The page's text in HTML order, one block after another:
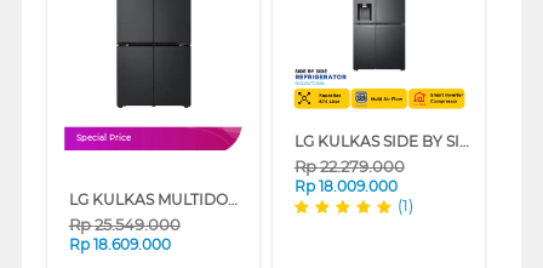
Special Price
LG KULKAS MULTIDOOR REFRIGERATOR GVB23FFQPB
Rp25.549.000
Rp 18.609.000
LG KULKAS SIDE BY SIDE REFRIGERATOR GCL257CQEL
Rp22.279.000
Rp 18.009.000
(1)